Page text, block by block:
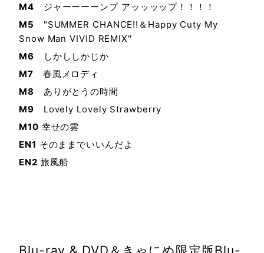
M4 ジャーーーーンプ アッッッップ！！！！
M5 "SUMMER CHANCE!!＆Happy Cuty My
Snow Man VIVID REMIX"
M6 しかししかじか
M7 春風メロディ
M8 ありがとうの時間
M9 Lovely Lovely Strawberry
M10 幸せの雲
EN1 そのままでいいんだよ
EN2 旅風船